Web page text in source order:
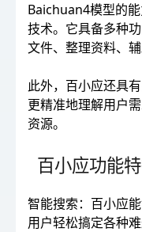
Baichuan4模型的
技术。它具备多种
文件、整理资料、辅
此外，百小应还具
更精准地理解用户
资源。
百小应功能特
智能搜索：百小应
用户轻松搞定各种